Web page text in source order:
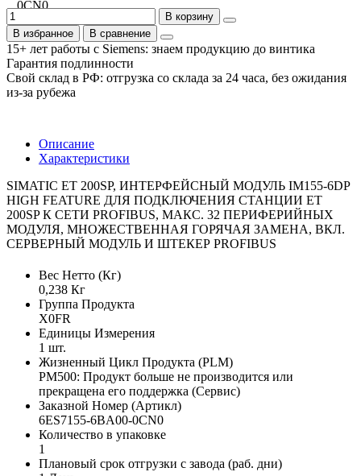
В корзину
В избранное
В сравнение
15+ лет работы с Siemens: знаем продукцию до винтика
Гарантия подлинности
Свой склад в РФ: отгрузка со склада за 24 часа, без ожидания
из-за рубежа
Описание
Характеристики
SIMATIC ET 200SP, ИНТЕРФЕЙСНЫЙ МОДУЛЬ IM155-6DP
HIGH FEATURE ДЛЯ ПОДКЛЮЧЕНИЯ СТАНЦИИ ET
200SP К СЕТИ PROFIBUS, МАКС. 32 ПЕРИФЕРИЙНЫХ
МОДУЛЯ, МНОЖЕСТВЕННАЯ ГОРЯЧАЯ ЗАМЕНА, ВКЛ.
СЕРВЕРНЫЙ МОДУЛЬ И ШТЕКЕР PROFIBUS
Вес Нетто (Кг)
0,238 Кг
Группа Продукта
X0FR
Единицы Измерения
1 шт.
Жизненный Цикл Продукта (PLM)
PM500: Продукт больше не производится или
прекращена его поддержка (Сервис)
Заказной Номер (Артикл)
6ES7155-6BA00-0CN0
Количество в упаковке
1
Плановый срок отгрузки с завода (раб. дни)